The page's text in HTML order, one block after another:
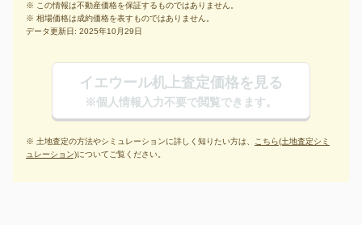
※ この情報は不動産価格を保証するものではありません。
※ 相場価格は成約価格を表すものではありません。
データ更新日: 2025年10月29日
イエウール机上査定価格を見る
※個人情報入力不要で閲覧できます。
※ 土地査定の方法やシミュレーションに詳しく知りたい方は、 こちら(土地査定シミ
ュレーション)についてご覧ください。